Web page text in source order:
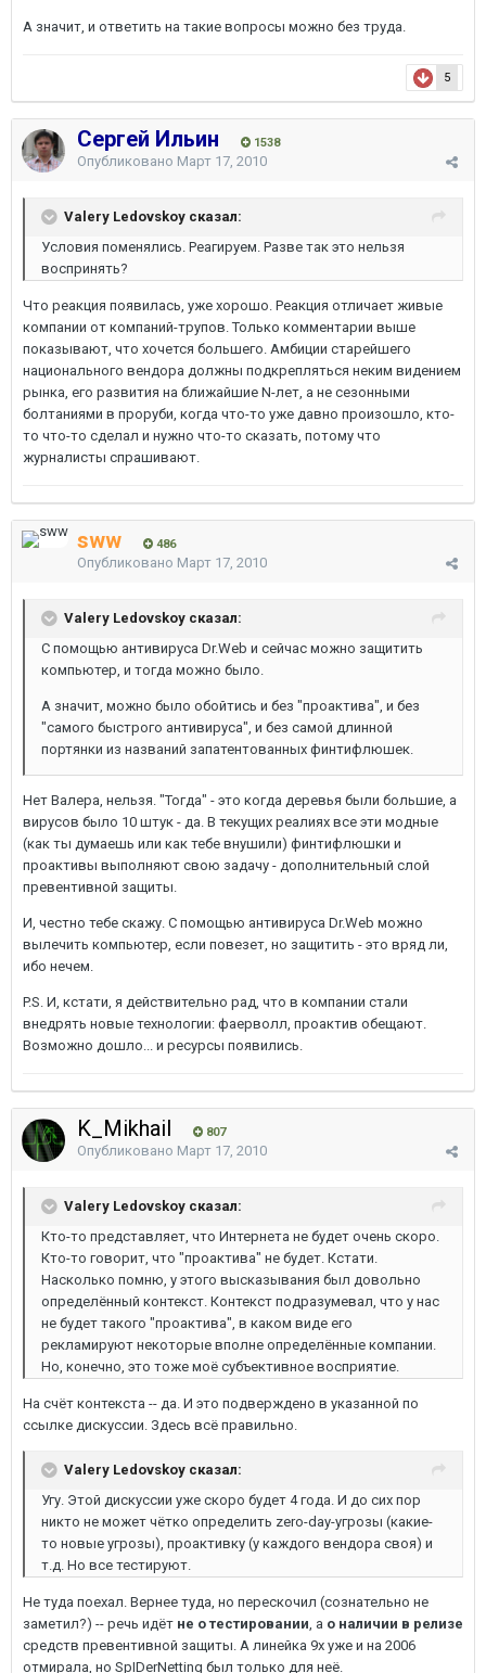
А значит, и ответить на такие вопросы можно без труда.
5
Сергей Ильин 1538
Опубликовано Март 17, 2010
Valery Ledovskoy сказал:
Условия поменялись. Реагируем. Разве так это нельзя
воспринять?
Что реакция появилась, уже хорошо. Реакция отличает живые
компании от компаний-трупов. Только комментарии выше
показывают, что хочется большего. Амбиции старейшего
национального вендора должны подкрепляться неким видением
рынка, его развития на ближайшие N-лет, а не сезонными
болтаниями в проруби, когда что-то уже давно произошло, кто-
то что-то сделал и нужно что-то сказать, потому что
журналисты спрашивают.
sww 486
Опубликовано Март 17, 2010
Valery Ledovskoy сказал:
С помощью антивируса Dr.Web и сейчас можно защитить
компьютер, и тогда можно было.
А значит, можно было обойтись и без "проактива", и без
"самого быстрого антивируса", и без самой длинной
портянки из названий запатентованных финтифлюшек.
Нет Валера, нельзя. "Тогда" - это когда деревья были большие, а
вирусов было 10 штук - да. В текущих реалиях все эти модные
(как ты думаешь или как тебе внушили) финтифлюшки и
проактивы выполняют свою задачу - дополнительный слой
превентивной защиты.
И, честно тебе скажу. С помощью антивируса Dr.Web можно
вылечить компьютер, если повезет, но защитить - это вряд ли,
ибо нечем.
P.S. И, кстати, я действительно рад, что в компании стали
внедрять новые технологии: фаерволл, проактив обещают.
Возможно дошло... и ресурсы появились.
K_Mikhail 807
Опубликовано Март 17, 2010
Valery Ledovskoy сказал:
Кто-то представляет, что Интернета не будет очень скоро.
Кто-то говорит, что "проактива" не будет. Кстати.
Насколько помню, у этого высказывания был довольно
определённый контекст. Контекст подразумевал, что у нас
не будет такого "проактива", в каком виде его
рекламируют некоторые вполне определённые компании.
Но, конечно, это тоже моё субъективное восприятие.
На счёт контекста -- да. И это подверждено в указанной по
ссылке дискуссии. Здесь всё правильно.
Valery Ledovskoy сказал:
Угу. Этой дискуссии уже скоро будет 4 года. И до сих пор
никто не может чётко определить zero-day-угрозы (какие-
то новые угрозы), проактивку (у каждого вендора своя) и
т.д. Но все тестируют.
Не туда поехал. Вернее туда, но перескочил (сознательно не
заметил?) -- речь идёт не о тестировании, а о наличии в релизе
средств превентивной защиты. А линейка 9х уже и на 2006
отмирала, но SpIDerNetting был только для неё.